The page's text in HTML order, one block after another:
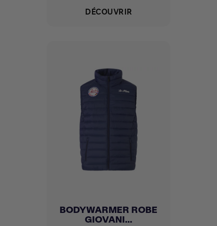
DÉCOUVRIR
BODYWARMER ROBE
GIOVANI...